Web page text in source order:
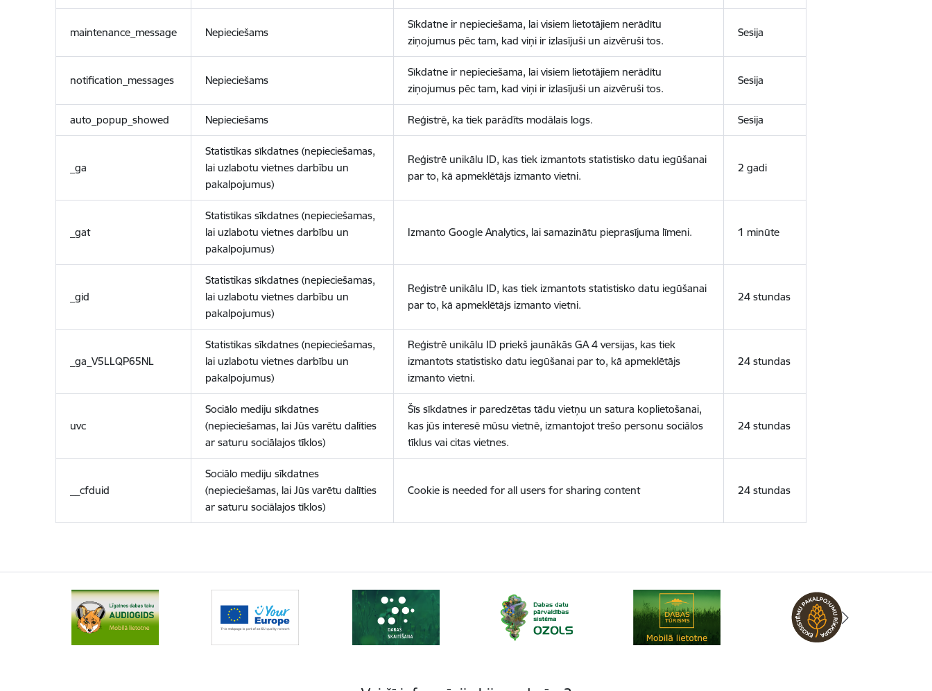
maintenance_message Nepieciešams
Sīkdatne ir nepieciešama, lai visiem lietotājiem nerādītu
ziņojumus pēc tam, kad viņi ir izlasījuši un aizvēruši tos.
Sesija
notification_messages Nepieciešams
Sīkdatne ir nepieciešama, lai visiem lietotājiem nerādītu
ziņojumus pēc tam, kad viņi ir izlasījuši un aizvēruši tos.
Sesija
auto_popup_showed Nepieciešams Reģistrē, ka tiek parādīts modālais logs. Sesija
_ga
Statistikas sīkdatnes (nepieciešamas,
lai uzlabotu vietnes darbību un
pakalpojumus)
Reģistrē unikālu ID, kas tiek izmantots statistisko datu iegūšanai
par to, kā apmeklētājs izmanto vietni.
2 gadi
_gat
Statistikas sīkdatnes (nepieciešamas,
lai uzlabotu vietnes darbību un
pakalpojumus)
Izmanto Google Analytics, lai samazinātu pieprasījuma līmeni. 1 minūte
_gid
Statistikas sīkdatnes (nepieciešamas,
lai uzlabotu vietnes darbību un
pakalpojumus)
Reģistrē unikālu ID, kas tiek izmantots statistisko datu iegūšanai
par to, kā apmeklētājs izmanto vietni.
24 stundas
_ga_V5LLQP65NL
Statistikas sīkdatnes (nepieciešamas,
lai uzlabotu vietnes darbību un
pakalpojumus)
Reģistrē unikālu ID priekš jaunākās GA 4 versijas, kas tiek
izmantots statistisko datu iegūšanai par to, kā apmeklētājs
izmanto vietni.
24 stundas
uvc
Sociālo mediju sīkdatnes
(nepieciešamas, lai Jūs varētu dalīties
ar saturu sociālajos tīklos)
Šīs sīkdatnes ir paredzētas tādu vietņu un satura koplietošanai,
kas jūs interesē mūsu vietnē, izmantojot trešo personu sociālos
tīklus vai citas vietnes.
24 stundas
__cfduid
Sociālo mediju sīkdatnes
(nepieciešamas, lai Jūs varētu dalīties
ar saturu sociālajos tīklos)
Cookie is needed for all users for sharing content 24 stundas